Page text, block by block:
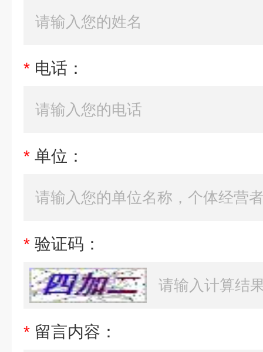
* 电话：
* 单位：
* 验证码：
* 留言内容：